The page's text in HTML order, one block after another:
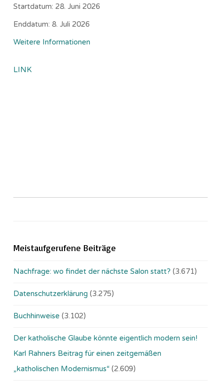
Startdatum: 28. Juni 2026
Enddatum: 8. Juli 2026
Weitere Informationen
LINK
Meistaufgerufene Beiträge
Nachfrage: wo findet der nächste Salon statt? (3.671)
Datenschutzerklärung (3.275)
Buchhinweise (3.102)
Der katholische Glaube könnte eigentlich modern sein!
Karl Rahners Beitrag für einen zeitgemäßen
„katholischen Modernismus“ (2.609)